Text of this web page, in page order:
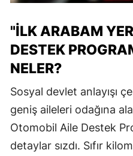
"İLK ARABAM
DESTEK
NELER?
Sosyal devlet anlayışı
geniş aileleri odağına
Otomobil Aile Destek
detaylar sızdı. Sıfır